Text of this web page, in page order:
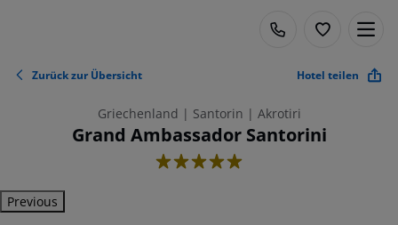
Zurück zur Übersicht Hotel teilen
Griechenland | Santorin | Akrotiri
Grand Ambassador Santorini
5
Previous